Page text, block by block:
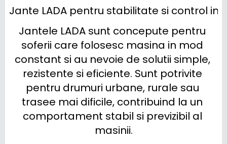
Jante LADA pentru stabilitate si control in
Jantele LADA sunt concepute pentru
soferii care folosesc masina in mod
constant si au nevoie de solutii simple,
rezistente si eficiente. Sunt potrivite
pentru drumuri urbane, rurale sau
trasee mai dificile, contribuind la un
comportament stabil si previzibil al
masinii.